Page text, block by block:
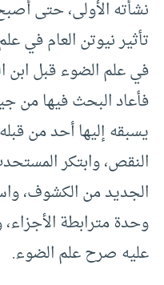
نشأته الأولى، حتى
تأثير نيوتن العام في
في علم الضوء قبل ابن
فأعاد البحث فيها من
يسبقه إليها أحد من
النقص، وابتكر
الجديد من الكشوف،
وحدة مترابطة
عليه صرح علم الضوء.